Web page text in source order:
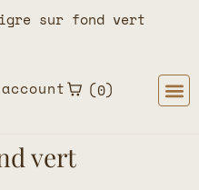
sur fond vert
0
vert